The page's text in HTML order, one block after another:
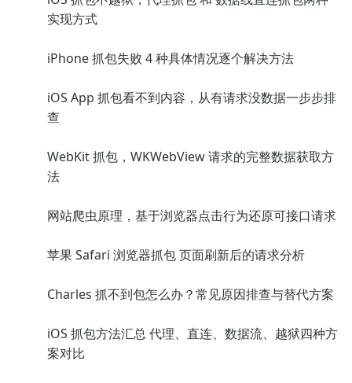
实现方式
iPhone 抓包失败 4 种具体情况逐个解决方法
iOS App 抓包看不到内容，从有请求没数据一步步排
查
WebKit 抓包，WKWebView 请求的完整数据获取方
法
网站爬虫原理，基于浏览器点击行为还原可接口请求
苹果 Safari 浏览器抓包 页面刷新后的请求分析
Charles 抓不到包怎么办？常见原因排查与替代方案
iOS 抓包方法汇总 代理、直连、数据流、越狱四种方
案对比